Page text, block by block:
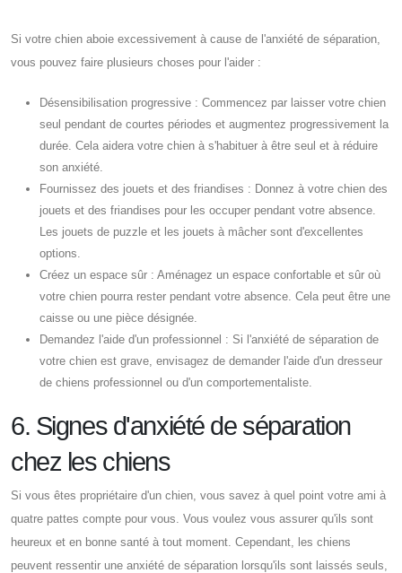
Si votre chien aboie excessivement à cause de l'anxiété de séparation,
vous pouvez faire plusieurs choses pour l'aider :
Désensibilisation progressive : Commencez par laisser votre chien
seul pendant de courtes périodes et augmentez progressivement la
durée. Cela aidera votre chien à s'habituer à être seul et à réduire
son anxiété.
Fournissez des jouets et des friandises : Donnez à votre chien des
jouets et des friandises pour les occuper pendant votre absence.
Les jouets de puzzle et les jouets à mâcher sont d'excellentes
options.
Créez un espace sûr : Aménagez un espace confortable et sûr où
votre chien pourra rester pendant votre absence. Cela peut être une
caisse ou une pièce désignée.
Demandez l'aide d'un professionnel : Si l'anxiété de séparation de
votre chien est grave, envisagez de demander l'aide d'un dresseur
de chiens professionnel ou d'un comportementaliste.
6. Signes d'anxiété de séparation
chez les chiens
Si vous êtes propriétaire d'un chien, vous savez à quel point votre ami à
quatre pattes compte pour vous. Vous voulez vous assurer qu'ils sont
heureux et en bonne santé à tout moment. Cependant, les chiens
peuvent ressentir une anxiété de séparation lorsqu'ils sont laissés seuls,